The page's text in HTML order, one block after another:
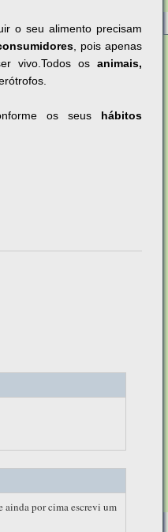
o seu alimento precisam
, pois apenas
vivo.Todos os animais,
os seus hábitos
ainda por cima escrevi um